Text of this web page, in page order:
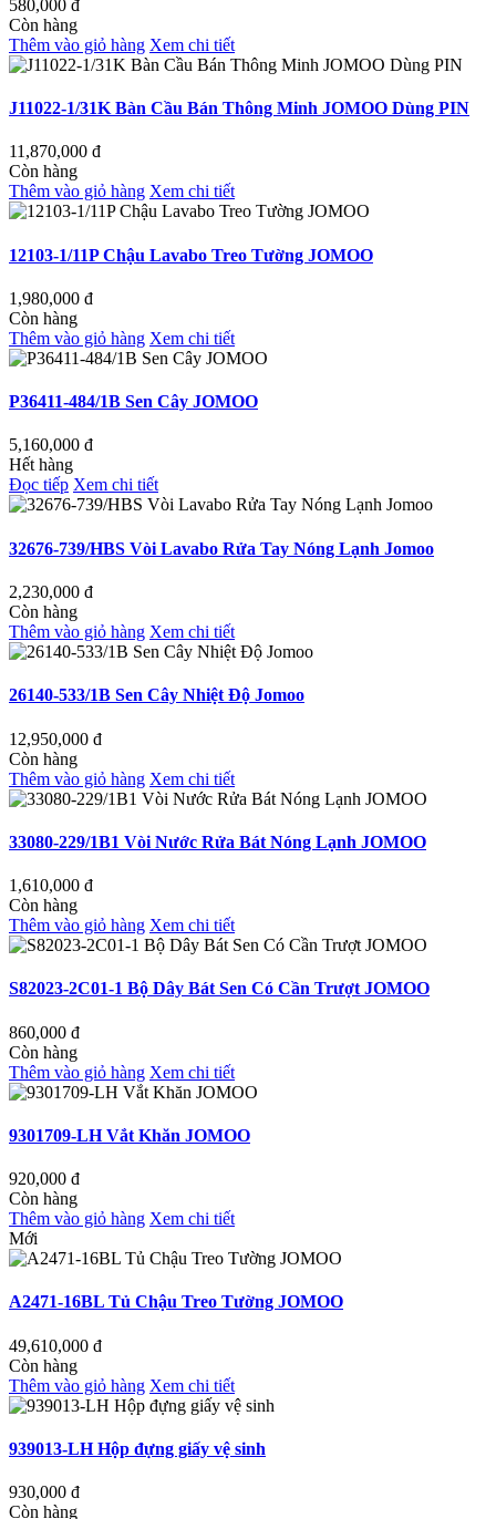
580,000 đ
Còn hàng
Thêm vào giỏ hàng Xem chi tiết
J11022-1/31K Bàn Cầu Bán Thông Minh JOMOO Dùng PIN
11,870,000 đ
Còn hàng
Thêm vào giỏ hàng Xem chi tiết
12103-1/11P Chậu Lavabo Treo Tường JOMOO
1,980,000 đ
Còn hàng
Thêm vào giỏ hàng Xem chi tiết
P36411-484/1B Sen Cây JOMOO
5,160,000 đ
Hết hàng
Đọc tiếp Xem chi tiết
32676-739/HBS Vòi Lavabo Rửa Tay Nóng Lạnh Jomoo
2,230,000 đ
Còn hàng
Thêm vào giỏ hàng Xem chi tiết
26140-533/1B Sen Cây Nhiệt Độ Jomoo
12,950,000 đ
Còn hàng
Thêm vào giỏ hàng Xem chi tiết
33080-229/1B1 Vòi Nước Rửa Bát Nóng Lạnh JOMOO
1,610,000 đ
Còn hàng
Thêm vào giỏ hàng Xem chi tiết
S82023-2C01-1 Bộ Dây Bát Sen Có Cần Trượt JOMOO
860,000 đ
Còn hàng
Thêm vào giỏ hàng Xem chi tiết
9301709-LH Vắt Khăn JOMOO
920,000 đ
Còn hàng
Thêm vào giỏ hàng Xem chi tiết
Mới
A2471-16BL Tủ Chậu Treo Tường JOMOO
49,610,000 đ
Còn hàng
Thêm vào giỏ hàng Xem chi tiết
939013-LH Hộp đựng giấy vệ sinh
930,000 đ
Còn hàng